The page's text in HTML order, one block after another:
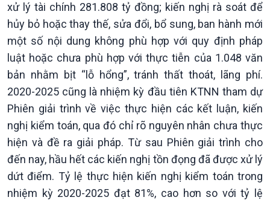
xử lý tài chính 281.808 tỷ đồng; kiến nghị rà soát để
hủy bỏ hoặc thay thế, sửa đổi, bổ sung, ban hành mới
một số nội dung không phù hợp với quy định pháp
luật hoặc chưa phù hợp với thực tiễn của 1.048 văn
bản nhằm bịt “lỗ hổng”, tránh thất thoát, lãng phí.
2020-2025 cũng là nhiệm kỳ đầu tiên KTNN tham dự
Phiên giải trình về việc thực hiện các kết luận, kiến
nghị kiểm toán, qua đó chỉ rõ nguyên nhân chưa thực
hiện và đề ra giải pháp. Từ sau Phiên giải trình cho
đến nay, hầu hết các kiến nghị tồn đọng đã được xử lý
dứt điểm. Tỷ lệ thực hiện kiến nghị kiểm toán trong
nhiệm kỳ 2020-2025 đạt 81%, cao hơn so với tỷ lệ